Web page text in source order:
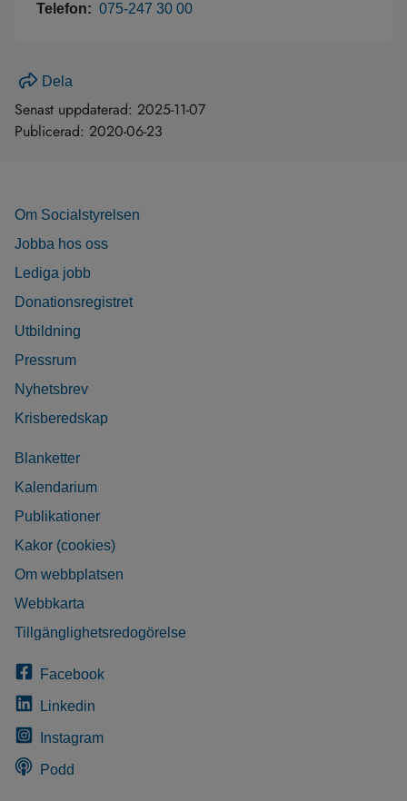
Telefon: 075-247 30 00
Dela
Senast uppdaterad: 2025-11-07
Publicerad: 2020-06-23
Om Socialstyrelsen
Jobba hos oss
Lediga jobb
Donationsregistret
Utbildning
Pressrum
Nyhetsbrev
Krisberedskap
Blanketter
Kalendarium
Publikationer
Kakor (cookies)
Om webbplatsen
Webbkarta
Tillgänglighetsredogörelse
Facebook
Linkedin
Instagram
Podd